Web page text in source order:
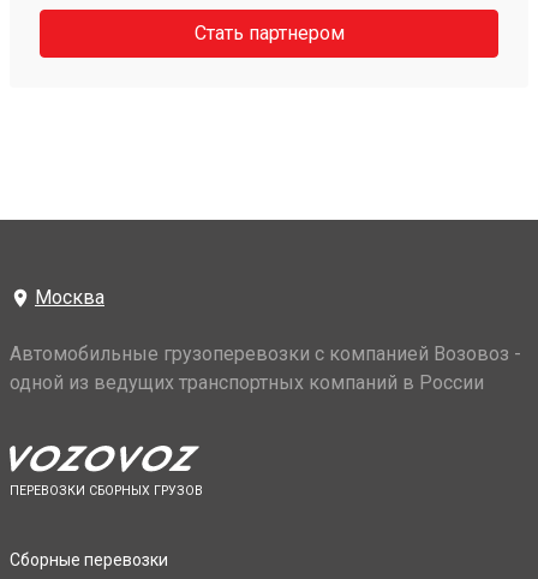
Стать партнером
Москва
Автомобильные грузоперевозки с компанией Возовоз -
одной из ведущих транспортных компаний в России
ПЕРЕВОЗКИ СБОРНЫХ ГРУЗОВ
Сборные перевозки